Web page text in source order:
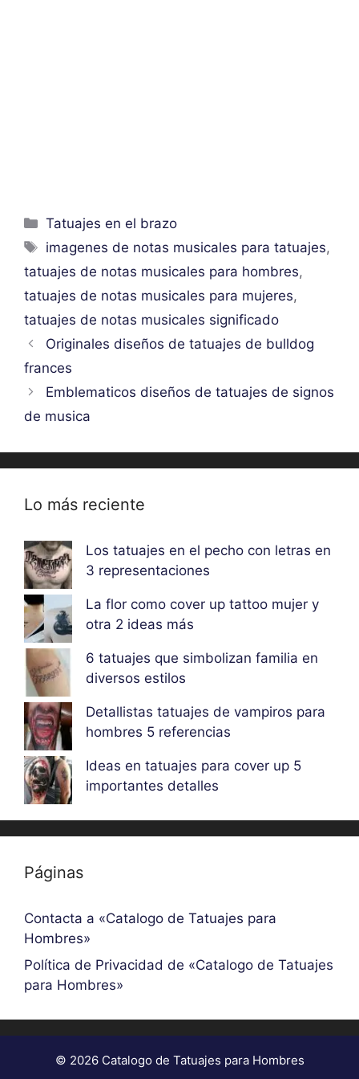
Categorías
Tatuajes en el brazo
Etiquetas
imagenes de notas musicales para tatuajes,
tatuajes de notas musicales para hombres,
tatuajes de notas musicales para mujeres,
tatuajes de notas musicales significado
Originales diseños de tatuajes de bulldog
frances
Emblematicos diseños de tatuajes de signos
de musica
Lo más reciente
Los tatuajes en el pecho con letras en
3 representaciones
La flor como cover up tattoo mujer y
otra 2 ideas más
6 tatuajes que simbolizan familia en
diversos estilos
Detallistas tatuajes de vampiros para
hombres 5 referencias
Ideas en tatuajes para cover up 5
importantes detalles
Páginas
Contacta a «Catalogo de Tatuajes para
Hombres»
Política de Privacidad de «Catalogo de Tatuajes
para Hombres»
© 2026 Catalogo de Tatuajes para Hombres